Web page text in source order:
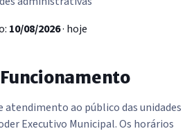
10/08/2026· hoje
atendimento ao público das unidades
Executivo Municipal. Os horários